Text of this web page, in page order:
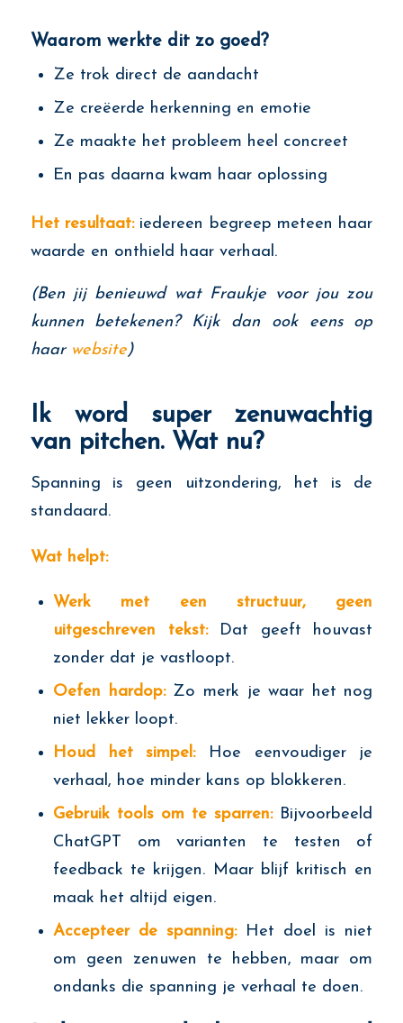
Waarom werkte dit zo goed?
Ze trok direct de aandacht
Ze creëerde herkenning en emotie
Ze maakte het probleem heel concreet
En pas daarna kwam haar oplossing
Het resultaat:iedereen begreep meteen haar
waarde en onthield haar verhaal.
(Ben jij benieuwd wat Fraukje voor jou zou
kunnen betekenen? Kijk dan ook eens op
haar website)
Ik word super zenuwachtig
van pitchen. Wat nu?
Spanning is geen uitzondering, het is de
standaard.
Wat helpt:
Werk met een structuur, geen
uitgeschreven tekst:Dat geeft houvast
zonder dat je vastloopt.
Oefen hardop:Zo merk je waar het nog
niet lekker loopt.
Houd het simpel:Hoe eenvoudiger je
verhaal, hoe minder kans op blokkeren.
Gebruik tools om te sparren: Bijvoorbeeld
ChatGPT om varianten te testen of
feedback te krijgen. Maar blijf kritisch en
maak het altijd eigen.
Accepteer de spanning:Het doel is niet
om geen zenuwen te hebben, maar om
ondanks die spanning je verhaal te doen.